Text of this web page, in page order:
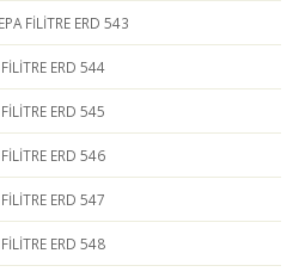
FİLİTRE ERD 543
ERD 544
ERD 545
ERD 546
ERD 547
ERD 548